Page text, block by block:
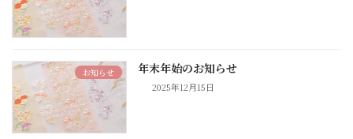
お知らせ 年末年始のお知らせ
2025年12月15日